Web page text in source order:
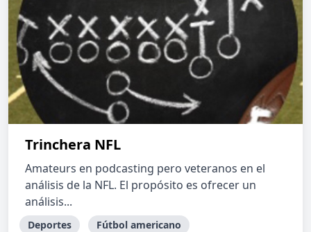
Trinchera NFL
Amateurs en podcasting pero veteranos en el
análisis de la NFL. El propósito es ofrecer un
análisis...
Deportes Fútbol americano